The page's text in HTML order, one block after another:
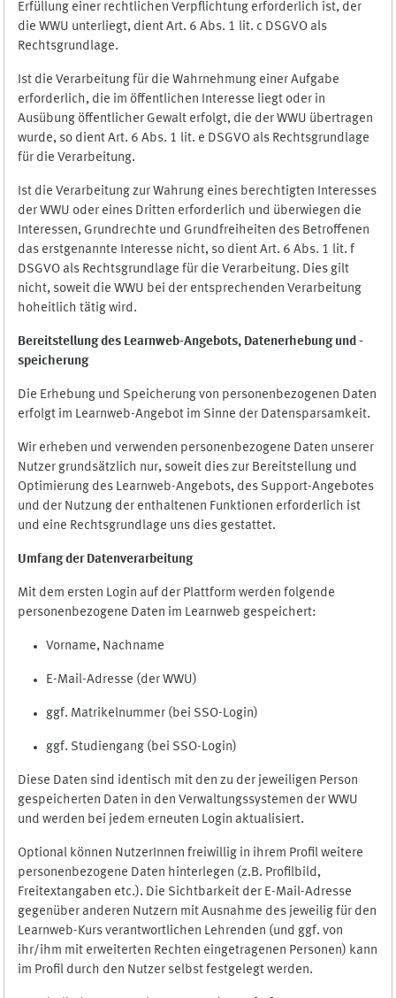
Erfüllung einer rechtlichen Verpflichtung erforderlich ist, der
die WWU unterliegt, dient Art. 6 Abs. 1 lit. c DSGVO als
Rechtsgrundlage.
Ist die Verarbeitung für die Wahrnehmung einer Aufgabe
erforderlich, die im öffentlichen Interesse liegt oder in
Ausübung öffentlicher Gewalt erfolgt, die der WWU übertragen
wurde, so dient Art. 6 Abs. 1 lit. e DSGVO als Rechtsgrundlage
für die Verarbeitung.
Ist die Verarbeitung zur Wahrung eines berechtigten Interesses
der WWU oder eines Dritten erforderlich und überwiegen die
Interessen, Grundrechte und Grundfreiheiten des Betroffenen
das erstgenannte Interesse nicht, so dient Art. 6 Abs. 1 lit. f
DSGVO als Rechtsgrundlage für die Verarbeitung. Dies gilt
nicht, soweit die WWU bei der entsprechenden Verarbeitung
hoheitlich tätig wird.
Bereitstellung des Learnweb-Angebots, Datenerhebung und -
speicherung
Die Erhebung und Speicherung von personenbezogenen Daten
erfolgt im Learnweb-Angebot im Sinne der Datensparsamkeit.
Wir erheben und verwenden personenbezogene Daten unserer
Nutzer grundsätzlich nur, soweit dies zur Bereitstellung und
Optimierung des Learnweb-Angebots, des Support-Angebotes
und der Nutzung der enthaltenen Funktionen erforderlich ist
und eine Rechtsgrundlage uns dies gestattet.
Umfang der Datenverarbeitung
Mit dem ersten Login auf der Plattform werden folgende
personenbezogene Daten im Learnweb gespeichert:
Vorname, Nachname
E-Mail-Adresse (der WWU)
ggf. Matrikelnummer (bei SSO-Login)
ggf. Studiengang (bei SSO-Login)
Diese Daten sind identisch mit den zu der jeweiligen Person
gespeicherten Daten in den Verwaltungssystemen der WWU
und werden bei jedem erneuten Login aktualisiert.
Optional können NutzerInnen freiwillig in ihrem Profil weitere
personenbezogene Daten hinterlegen (z.B. Profilbild,
Freitextangaben etc.). Die Sichtbarkeit der E-Mail-Adresse
gegenüber anderen Nutzern mit Ausnahme des jeweilig für den
Learnweb-Kurs verantwortlichen Lehrenden (und ggf. von
ihr/ihm mit erweiterten Rechten eingetragenen Personen) kann
im Profil durch den Nutzer selbst festgelegt werden.